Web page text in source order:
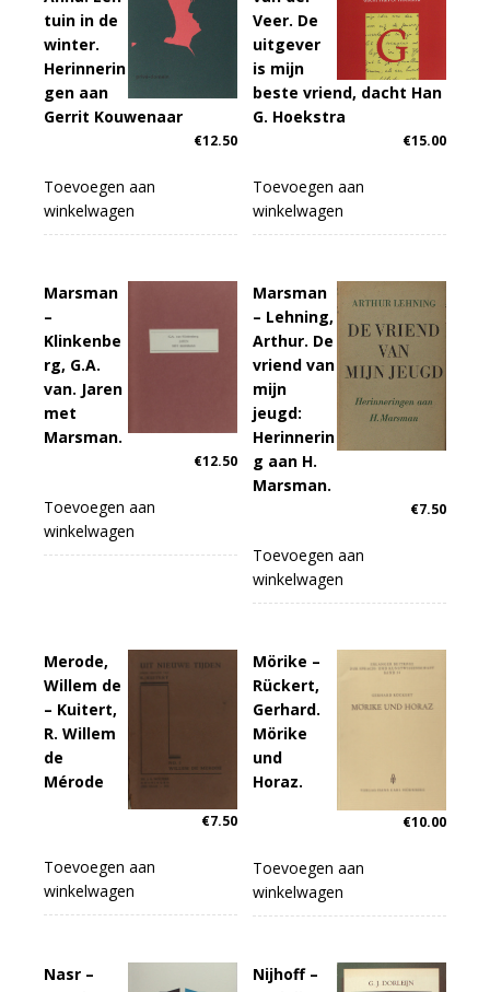
tuin in de
winter.
Herinnerin
gen aan
Gerrit Kouwenaar
€12.50
Toevoegen aan
winkelwagen
Veer. De
uitgever
is mijn
beste vriend, dacht Han
G. Hoekstra
€15.00
Toevoegen aan
winkelwagen
Marsman
–
Klinkenbe
rg, G.A.
van. Jaren
met
Marsman.
€12.50
Toevoegen aan
winkelwagen
Marsman
– Lehning,
Arthur. De
vriend van
mijn
jeugd:
Herinnerin
g aan H.
Marsman.
€7.50
Toevoegen aan
winkelwagen
Merode,
Willem de
– Kuitert,
R. Willem
de
Mérode
€7.50
Toevoegen aan
winkelwagen
Mörike –
Rückert,
Gerhard.
Mörike
und
Horaz.
€10.00
Toevoegen aan
winkelwagen
Nasr –
Nijhoff –